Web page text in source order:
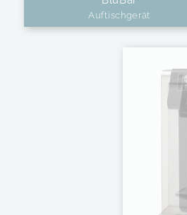
Auftischgerät